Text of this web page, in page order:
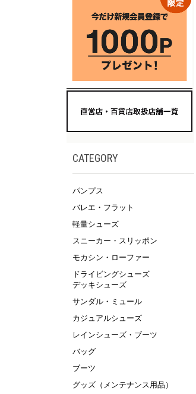
CATEGORY
パンプス
バレエ・フラット
軽量シューズ
スニーカー・スリッポン
モカシン・ローファー
ドライビングシューズ
デッキシューズ
サンダル・ミュール
カジュアルシューズ
レインシューズ・ブーツ
バッグ
ブーツ
グッズ（メンテナンス用品）